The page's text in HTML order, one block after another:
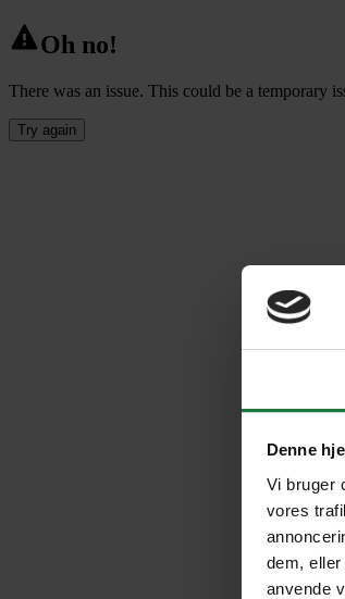
Denne
Vi bruger
vores
dem,
anvende
Oh no!
There was an issue. This could be a temporary
Try again